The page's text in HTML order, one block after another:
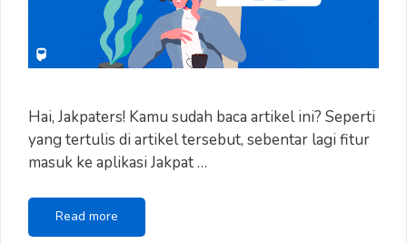
Hai, Jakpaters! Kamu sudah baca artikel ini? Seperti
yang tertulis di artikel tersebut, sebentar lagi fitur
masuk ke aplikasi Jakpat …
Read more
Akun